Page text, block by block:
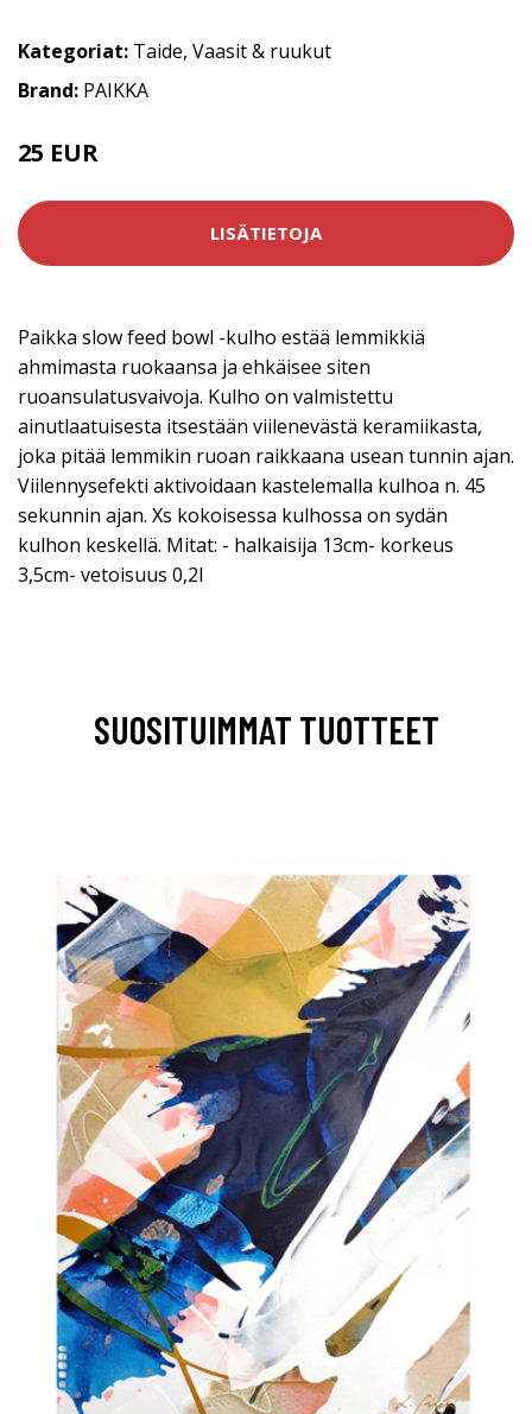
Kategoriat: Taide, Vaasit & ruukut
Brand: PAIKKA
25 EUR
LISÄTIETOJA
Paikka slow feed bowl -kulho estää lemmikkiä
ahmimasta ruokaansa ja ehkäisee siten
ruoansulatusvaivoja. Kulho on valmistettu
ainutlaatuisesta itsestään viilenevästä keramiikasta,
joka pitää lemmikin ruoan raikkaana usean tunnin ajan.
Viilennysefekti aktivoidaan kastelemalla kulhoa n. 45
sekunnin ajan. Xs kokoisessa kulhossa on sydän
kulhon keskellä. Mitat: - halkaisija 13cm- korkeus
3,5cm- vetoisuus 0,2l
SUOSITUIMMAT TUOTTEET